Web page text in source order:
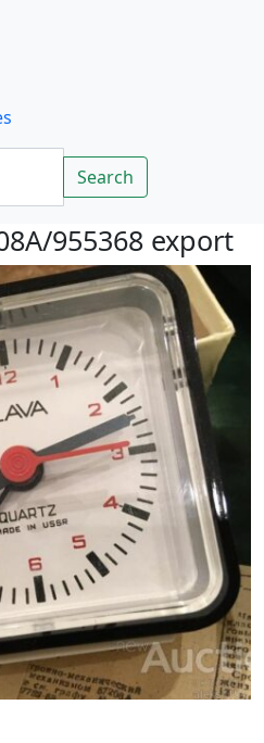
Rechercher
Search
955368 export